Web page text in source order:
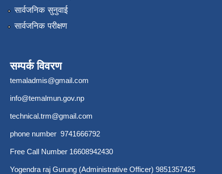
सार्वजनिक सुनुवाई
सार्वजनिक परीक्षण
सम्पर्क विवरण
temaladmis@gmail.com
info@temalmun.gov.np
technical.trm@gmail.com
phone number 9741666792
Free Call Number 16608942430
Yogendra raj Gurung (Administrative Officer) 9851357425